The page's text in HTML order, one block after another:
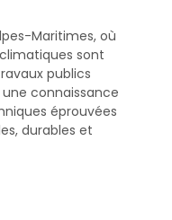
Maritimes, où
sont
publics
connaissance
éprouvées
durables et